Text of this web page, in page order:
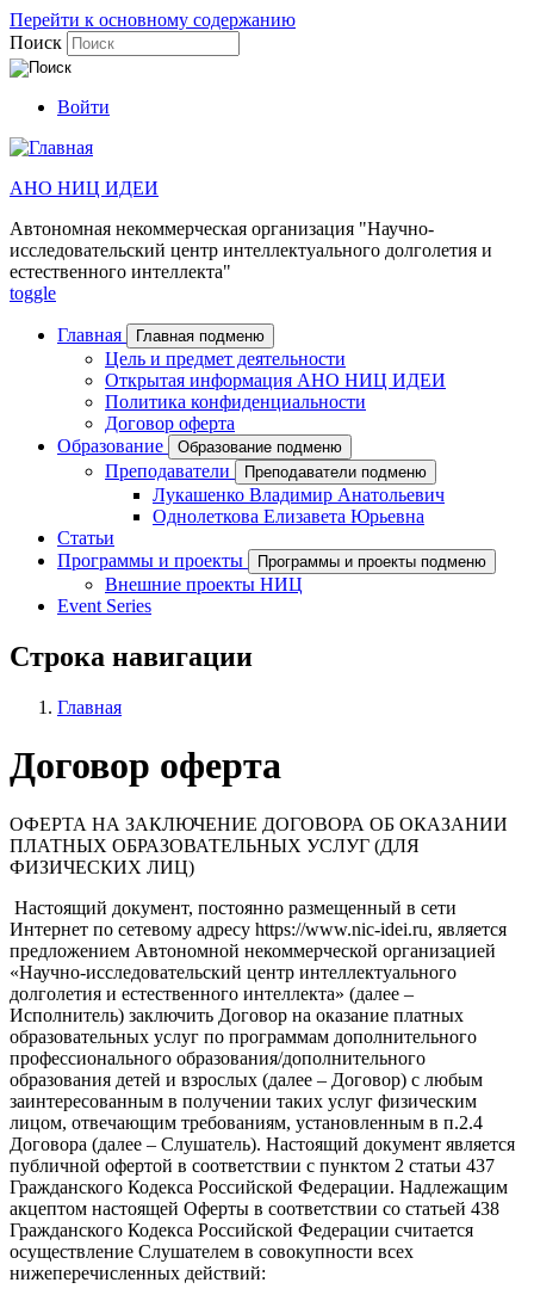
Перейти к основному содержанию
Поиск
Войти
АНО НИЦ ИДЕИ
Автономная некоммерческая организация "Научно-
исследовательский центр интеллектуального долголетия и
естественного интеллекта"
toggle
Главная Главная подменю
Цель и предмет деятельности
Открытая информация АНО НИЦ ИДЕИ
Политика конфиденциальности
Договор оферта
Образование
Образование подменю
Преподаватели Преподаватели подменю
Лукашенко Владимир Анатольевич
Однолеткова Елизавета Юрьевна
Cтатьи
Программы и проекты
Программы и проекты подменю
Внешние проекты НИЦ
Event Series
Строка навигации
Главная
Договор оферта
ОФЕРТА НА ЗАКЛЮЧЕНИЕ ДОГОВОРА ОБ ОКАЗАНИИ
ПЛАТНЫХ ОБРАЗОВАТЕЛЬНЫХ УСЛУГ (ДЛЯ
ФИЗИЧЕСКИХ ЛИЦ)
Настоящий документ, постоянно размещенный в сети
Интернет по сетевому адресу https://www.nic-idei.ru, является
предложением Автономной некоммерческой организацией
«Научно-исследовательский центр интеллектуального
долголетия и естественного интеллекта» (далее –
Исполнитель) заключить Договор на оказание платных
образовательных услуг по программам дополнительного
профессионального образования/дополнительного
образования детей и взрослых (далее – Договор) с любым
заинтересованным в получении таких услуг физическим
лицом, отвечающим требованиям, установленным в п.2.4
Договора (далее – Слушатель). Настоящий документ является
публичной офертой в соответствии с пунктом 2 статьи 437
Гражданского Кодекса Российской Федерации. Надлежащим
акцептом настоящей Оферты в соответствии со статьей 438
Гражданского Кодекса Российской Федерации считается
осуществление Слушателем в совокупности всех
нижеперечисленных действий: